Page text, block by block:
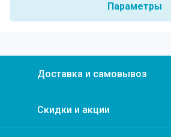
Параметры
Доставка и самовывоз
Скидки и акции